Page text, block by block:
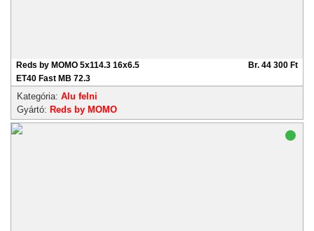
Reds by MOMO 5x114.3 16x6.5
ET40 Fast MB 72.3
Br. 44 300 Ft
Kategória: Alu felni
Gyártó: Reds by MOMO